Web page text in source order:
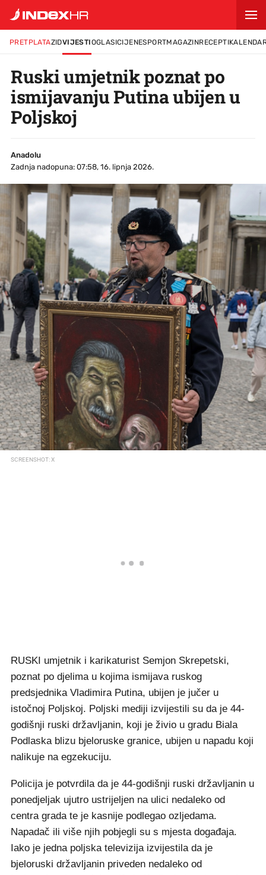
PRETPLATAZIDVIJESTIOGLASICIJENESPORTMAGAZINRECEPTI
Ruski umjetnik poznat po
ismijavanju Putina ubijen u
Poljskoj
Anadolu
Zadnja nadopuna: 07:58, 16. lipnja 2026.
SCREENSHOT: X
RUSKI umjetnik i karikaturist Semjon Skrepetski,
poznat po djelima u kojima ismijava ruskog
predsjednika Vladimira Putina, ubijen je jučer u
istočnoj Poljskoj. Poljski mediji izvijestili su da je 44-
godišnji ruski državljanin, koji je živio u gradu Biala
Podlaska blizu bjeloruske granice, ubijen u napadu koji
nalikuje na egzekuciju.
Policija je potvrdila da je 44-godišnji ruski državljanin u
ponedjeljak ujutro ustrijeljen na ulici nedaleko od
centra grada te je kasnije podlegao ozljedama.
Napadač ili više njih pobjegli su s mjesta događaja.
Iako je jedna poljska televizija izvijestila da je
bjeloruski državljanin priveden nedaleko od